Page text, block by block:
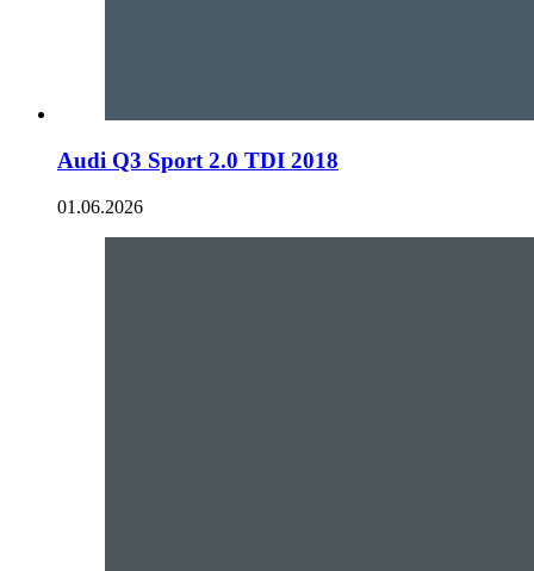
Audi Q3 Sport 2.0 TDI 2018
01.06.2026